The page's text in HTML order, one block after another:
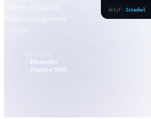
Hizmetler
Türkiye SMS
Aktif: Istanbul